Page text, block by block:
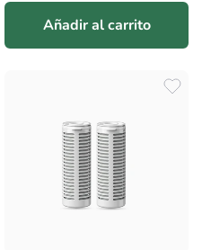
Añadir al carrito